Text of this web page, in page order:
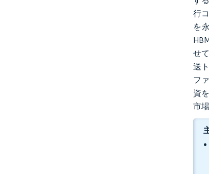
行
を
せ
送
フ
資
市